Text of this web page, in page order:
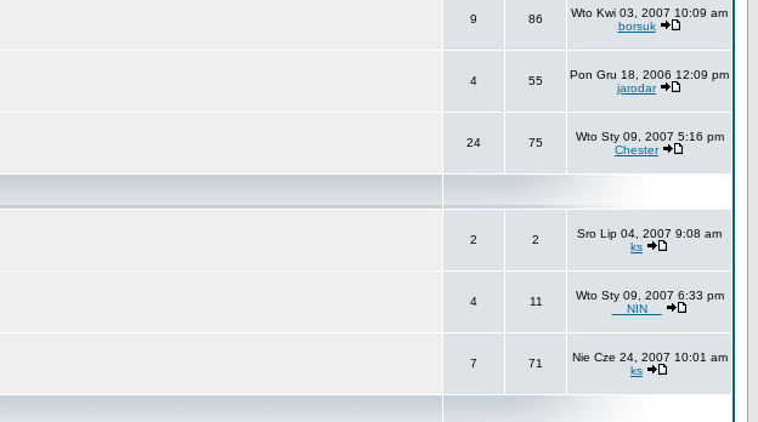
9 86
Wto Kwi 03, 2007 10:09 am
borsuk
4 55
Pon Gru 18, 2006 12:09 pm
jarodar
24 75
Wto Sty 09, 2007 5:16 pm
Chester
2 2
Sro Lip 04, 2007 9:08 am
ks
4 11
Wto Sty 09, 2007 6:33 pm
__NIN__
7 71
Nie Cze 24, 2007 10:01 am
ks